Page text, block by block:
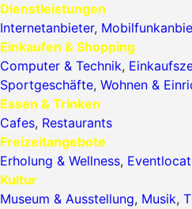
Dienstleistungen
Internetanbieter,
Einkaufen & Shopping
Computer & Technik,
Sportgeschäfte, Wohnen &
Essen & Trinken
Cafes, Restaurants
Freizeitangebote
Erholung & Wellness,
Kultur
Museum & Ausstellung, Musik,